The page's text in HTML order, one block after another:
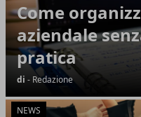
Come
aziendale
pratica
di - Redazione
NEWS